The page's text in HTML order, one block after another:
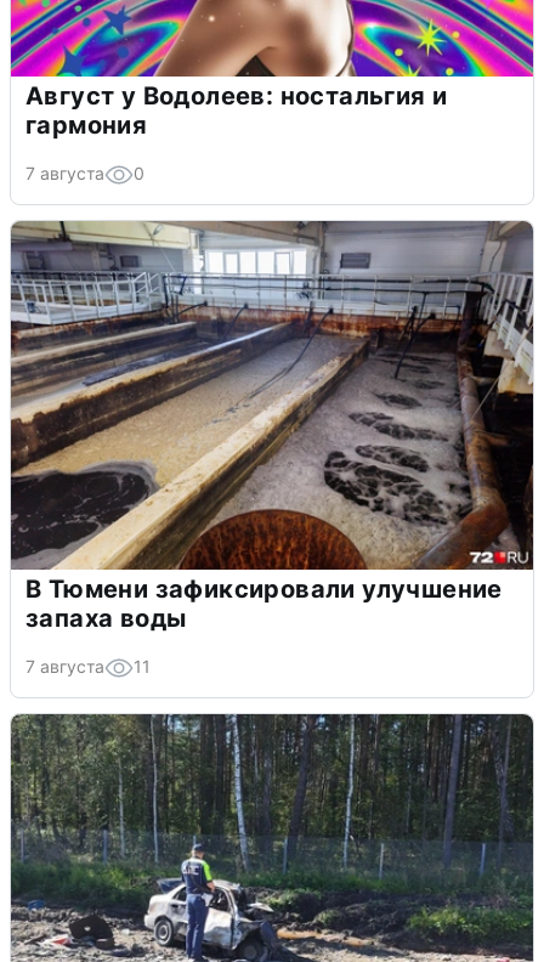
Август у Водолеев: ностальгия и
гармония
7 августа 0
В Тюмени зафиксировали улучшение
запаха воды
7 августа 11